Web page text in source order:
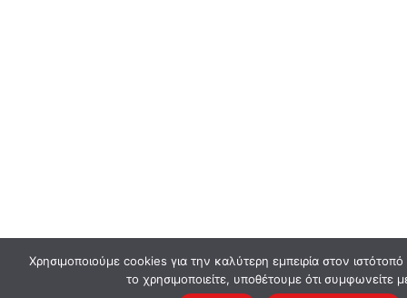
Χρησιμοποιούμε cookies για την καλύτερη εμπειρία στον
το χρησιμοποιείτε, υποθέτουμε ότι συμφωνείτε